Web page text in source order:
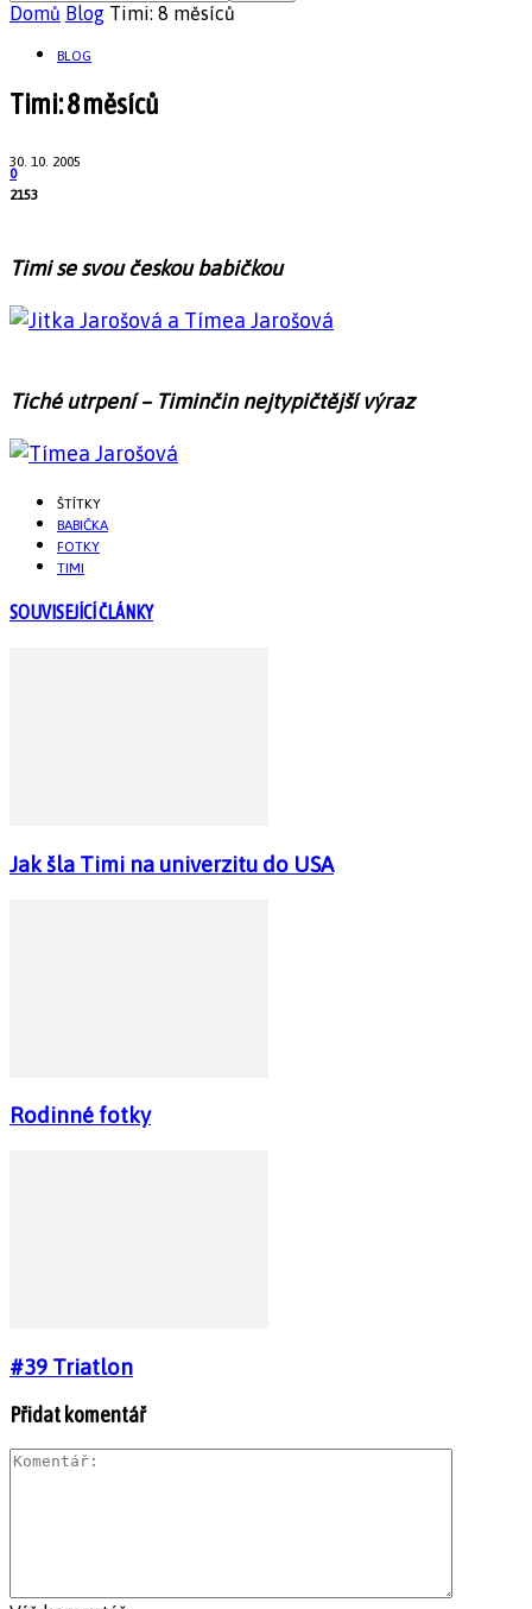
Domů Blog Timi: 8 měsíců
BLOG
Timi: 8 měsíců
30. 10. 2005
0
2153
Timi se svou českou babičkou
Tiché utrpení – Timinčin nejtypičtější výraz
ŠTÍTKY
BABIČKA
FOTKY
TIMI
SOUVISEJÍCÍ ČLÁNKY
Jak šla Timi na univerzitu do USA
Rodinné fotky
#39 Triatlon
Přidat komentář